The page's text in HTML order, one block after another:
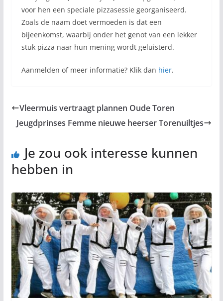
voor hen een speciale pizzasessie georganiseerd.
Zoals de naam doet vermoeden is dat een
bijeenkomst, waarbij onder het genot van een lekker
stuk pizza naar hun mening wordt geluisterd.
Aanmelden of meer informatie? Klik dan hier.
Vleermuis vertraagt plannen Oude Toren
Jeugdprinses Femme nieuwe heerser Torenuiltjes
Je zou ook interesse kunnen
hebben in